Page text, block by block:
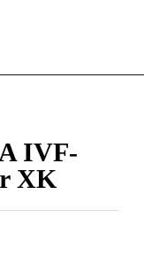
IVF-
XK